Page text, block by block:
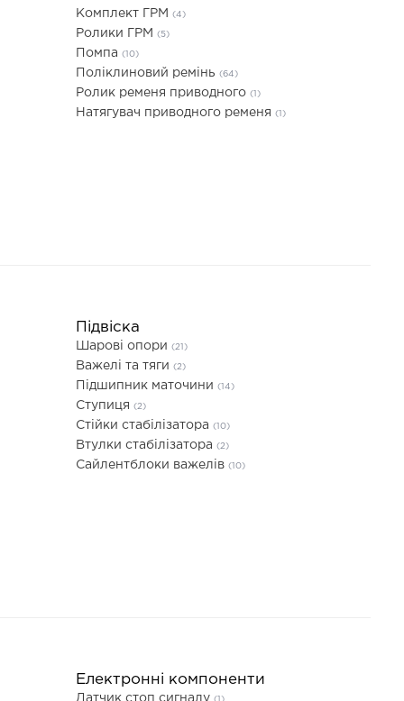
Комплект ГРМ (4)
Ролики ГРМ (5)
Помпа (10)
Поліклиновий ремінь (64)
Ролик ременя приводного (1)
Натягувач приводного ременя (1)
Підвіска
Шарові опори (21)
Важелі та тяги (2)
Підшипник маточини (14)
Ступиця (2)
Стійки стабілізатора (10)
Втулки стабілізатора (2)
Сайлентблоки важелів (10)
Електронні компоненти
Датчик стоп сигналу